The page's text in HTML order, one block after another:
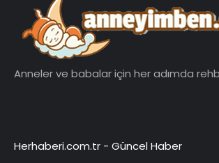
Anneler ve babalar için her adımda
Herhaberi.com.tr - Güncel Haber